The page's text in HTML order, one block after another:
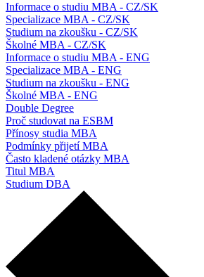
Informace o studiu MBA - CZ/SK
Specializace MBA - CZ/SK
Studium na zkoušku - CZ/SK
Školné MBA - CZ/SK
Informace o studiu MBA - ENG
Specializace MBA - ENG
Studium na zkoušku - ENG
Školné MBA - ENG
Double Degree
Proč studovat na ESBM
Přínosy studia MBA
Podmínky přijetí MBA
Často kladené otázky MBA
Titul MBA
Studium DBA